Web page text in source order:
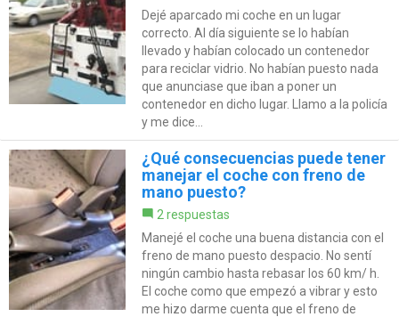
Dejé aparcado mi coche en un lugar
correcto. Al día siguiente se lo habían
llevado y habían colocado un contenedor
para reciclar vidrio. No habían puesto nada
que anunciase que iban a poner un
contenedor en dicho lugar. Llamo a la policía
y me dice...
¿Qué consecuencias puede tener
manejar el coche con freno de
mano puesto?
2 respuestas
Manejé el coche una buena distancia con el
freno de mano puesto despacio. No sentí
ningún cambio hasta rebasar los 60 km/ h.
El coche como que empezó a vibrar y esto
me hizo darme cuenta que el freno de